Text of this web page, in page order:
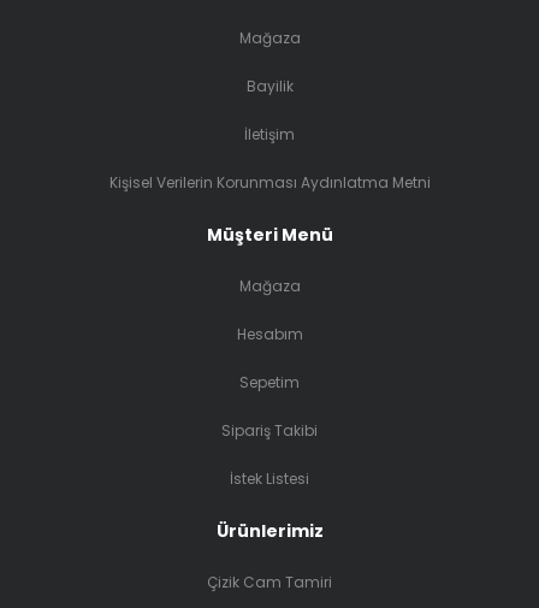
Mağaza
Bayilik
İletişim
Kişisel Verilerin Korunması Aydınlatma Metni
Müşteri Menü
Mağaza
Hesabım
Sepetim
Sipariş Takibi
İstek Listesi
Ürünlerimiz
Çizik Cam Tamiri